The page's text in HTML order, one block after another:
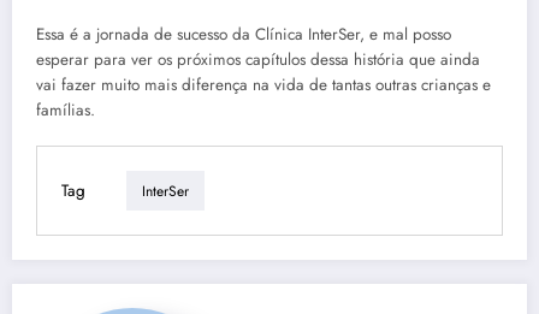
Essa é a jornada de sucesso da Clínica InterSer, e mal posso
esperar para ver os próximos capítulos dessa história que ainda
vai fazer muito mais diferença na vida de tantas outras crianças e
famílias.
Tag InterSer